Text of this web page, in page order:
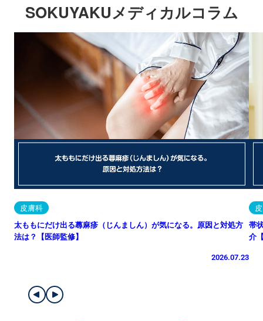
SOKUYAKUメディカルコラム
皮膚科
太ももにだけ出る蕁麻疹（じんましん）が気になる。原因と対処方
法は？【医師監修】
2026.07.23
帯
介